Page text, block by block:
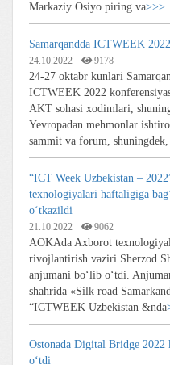
Markaziy Osiyo piring va>>>
Samarqandda ICTWEEK
24.10.2022 9178
24-27 oktabr kunlari
ICTWEEK 2022
AKT sohasi xodimlari,
Yevropadan mehmonlar
sammit va forum,
“ICT Week Uzbekistan –
texnologiyalari haftaligiga
o‘tkazildi
21.10.2022 9062
AOKAda Axborot
rivojlantirish vaziri Sherzod
anjumani bo‘lib o‘tdi.
shahrida «Silk road
“ICTWEEK Uzbekistan &nda
Ostonada Digital Bridge
o‘tdi